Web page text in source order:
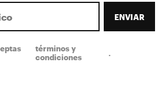
ENVIAR
términos y
condiciones